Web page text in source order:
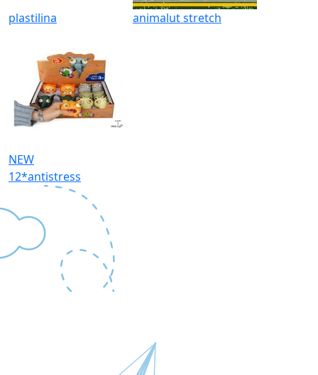
plastilina animalut stretch
NEW
12*antistress